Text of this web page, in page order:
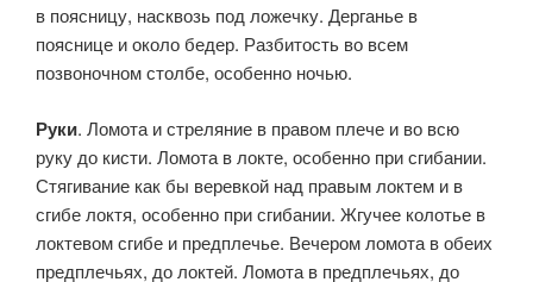
в поясницу, насквозь под ложечку. Дерганье в
пояснице и около бедер. Разбитость во всем
позвоночном столбе, особенно ночью.
Руки. Ломота и стреляние в правом плече и во всю
руку до кисти. Ломота в локте, особенно при сгибании.
Стягивание как бы веревкой над правым локтем и в
сгибе локтя, особенно при сгибании. Жгучее колотье в
локтевом сгибе и предплечье. Вечером ломота в обеих
предплечьях, до локтей. Ломота в предплечьях, до